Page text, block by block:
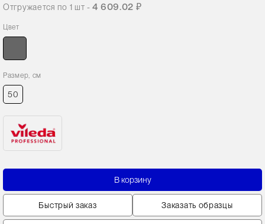
Отгружается по 1 шт -4 609.02 ₽
Цвет
Размер, см
50
В корзину
Быстрый заказ Заказать образцы